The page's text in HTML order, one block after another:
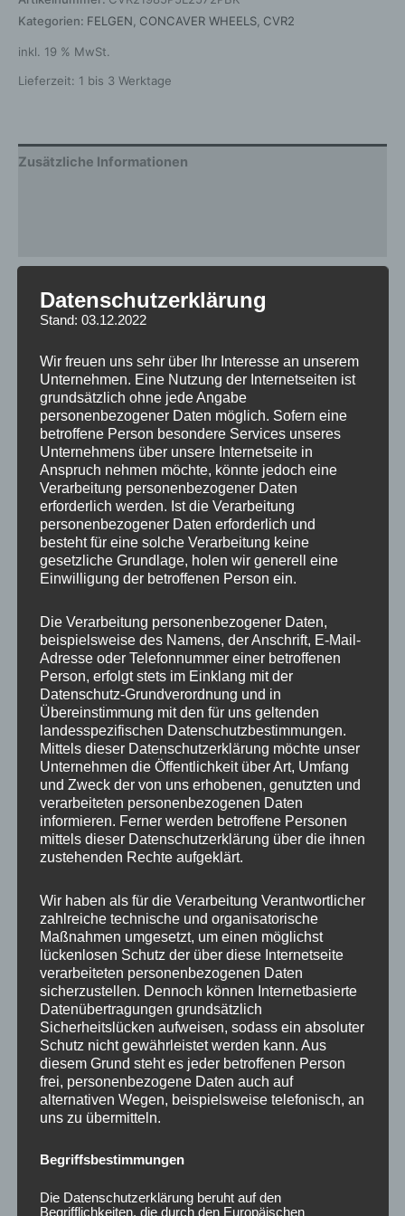
Kategorien: FELGEN CONCAVER WHEELS CVR2
inkl. 19 % MwSt.
Lieferzeit: 1 bis 3 Werktage
Zusätzliche Informationen
Breite
Design CVR2
Durchmesser 19
ET 25
Fertigung Flow Forming
Hersteller CONCAVER WHEELS
Lochkreis 5×112
Hinweis
Lochzahl
Mittellochbohrung 72,6 mm
Nabenbohrung 72.6
PCD 112 mm
Traglast 725
Ähnliche Produkte
CONCAVER CVR1
19×8,5 ET35 5×120
Brushed Titanium
450,00€ *
Bewertet
mit
CONCAVER CVR1
19×8,5 ET35 5×120
Carbon Graphite
5
Datenschutzerklärung
Stand: 03.12.2022
Wir freuen uns sehr über Ihr Interesse an unserem
Unternehmen. Eine Nutzung der Internetseiten ist
grundsätzlich ohne jede Angabe
personenbezogener Daten möglich. Sofern eine
betroffene Person besondere Services unseres
Unternehmens über unsere Internetseite in
Anspruch nehmen möchte, könnte jedoch eine
Verarbeitung personenbezogener Daten
erforderlich werden. Ist die Verarbeitung
personenbezogener Daten erforderlich und
besteht für eine solche Verarbeitung keine
gesetzliche Grundlage, holen wir generell eine
Einwilligung der betroffenen Person ein.
Die Verarbeitung personenbezogener Daten,
beispielsweise des Namens, der Anschrift, E-Mail-
Adresse oder Telefonnummer einer betroffenen
Person, erfolgt stets im Einklang mit der
Datenschutz-Grundverordnung und in
Übereinstimmung mit den für uns geltenden
landesspezifischen Datenschutzbestimmungen.
Mittels dieser Datenschutzerklärung möchte unser
Unternehmen die Öffentlichkeit über Art, Umfang
und Zweck der von uns erhobenen, genutzten und
verarbeiteten personenbezogenen Daten
informieren. Ferner werden betroffene Personen
mittels dieser Datenschutzerklärung über die ihnen
zustehenden Rechte aufgeklärt.
Wir haben als für die Verarbeitung Verantwortlicher
zahlreiche technische und organisatorische
Maßnahmen umgesetzt, um einen möglichst
lückenlosen Schutz der über diese Internetseite
verarbeiteten personenbezogenen Daten
sicherzustellen. Dennoch können Internetbasierte
Datenübertragungen grundsätzlich
Sicherheitslücken aufweisen, sodass ein absoluter
Schutz nicht gewährleistet werden kann. Aus
diesem Grund steht es jeder betroffenen Person
frei, personenbezogene Daten auch auf
alternativen Wegen, beispielsweise telefonisch, an
uns zu übermitteln.
Begriffsbestimmungen
Die Datenschutzerklärung beruht auf den
Begrifflichkeiten, die durch den Europäischen